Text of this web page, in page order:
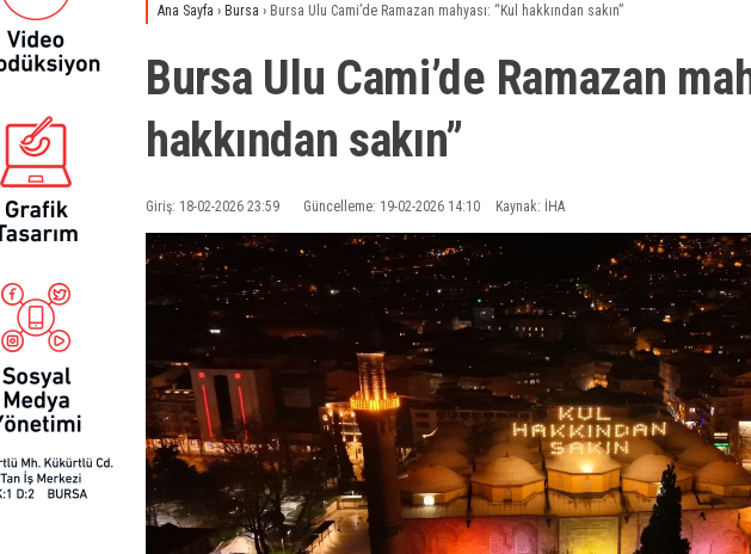
Ana Sayfa › Bursa › Bursa Ulu Cami’de Ramazan mahyası: “Kul hakkından sakın”
Bursa Ulu Cami’de Ramazan
hakkından sakın”
Giriş: 18-02-2026 23:59 Güncelleme: 19-02-2026 14:10 Kaynak: İHA